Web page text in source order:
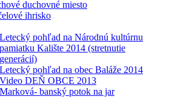
duchovné miesto
ihrisko
Letecký pohľad na Národnú kultúrnu
pamiatku Kalište 2014 (stretnutie
generácií)
Letecký pohľad na obec Baláže 2014
Video DEŇ OBCE 2013
Marková- banský potok na jar